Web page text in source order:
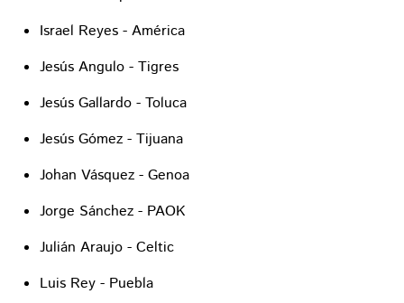
Israel Reyes - América
Jesús Angulo - Tigres
Jesús Gallardo - Toluca
Jesús Gómez - Tijuana
Johan Vásquez - Genoa
Jorge Sánchez - PAOK
Julián Araujo - Celtic
Luis Rey - Puebla